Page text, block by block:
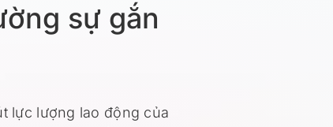
sự gắn
lực lượng lao động của